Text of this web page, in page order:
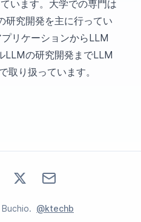
います。大学での専門は
研究開発を主に行ってい
リケーションからLLM
LLMの研究開発までLLM
取り扱っています。
Github profile
to my Linkedin
Go to myEmail address
Buchio. @ktechb